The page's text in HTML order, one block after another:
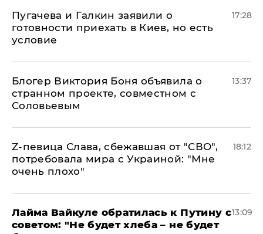
Пугачева и Галкин заявили о
готовности приехать в Киев, но есть
условие
17:28
Блогер Виктория Боня объявила о
странном проекте, совместном с
Соловьевым
13:37
Z-певица Слава, сбежавшая от "СВО",
потребовала мира с Украиной: "Мне
очень плохо"
18:12
Лайма Вайкуле обратилась к Путину с
советом: "Не будет хлеба – не будет
13:09